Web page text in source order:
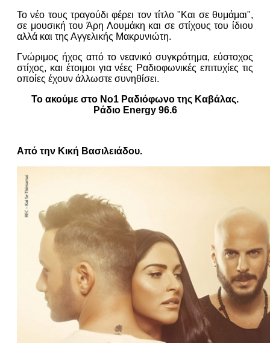
Το νέο τους τραγούδι φέρει τον τίτλο "Και σε θυμάμαι",
σε μουσική του Άρη Λουμάκη και σε στίχους του ίδιου
αλλά και της Αγγελικής Μακρυνιώτη.
Γνώριμος ήχος από το νεανικό συγκρότημα, εύστοχος
στίχος, και έτοιμοι για νέες Ραδιοφωνικές επιτυχίες τις
οποίες έχουν άλλωστε συνηθίσει.
Το ακούμε στο Νο1 Ραδιόφωνο της Καβάλας.
Ράδιο Energy 96.6
Από την Κική Βασιλειάδου.